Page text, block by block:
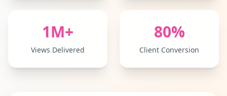
1M+
Views Delivered
80%
Client Conversion